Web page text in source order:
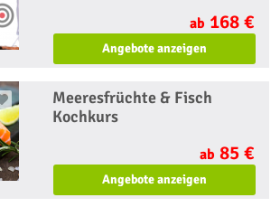
ab 168 €
Angebote anzeigen
Meeresfrüchte & Fisch
Kochkurs
ab 85 €
Angebote anzeigen